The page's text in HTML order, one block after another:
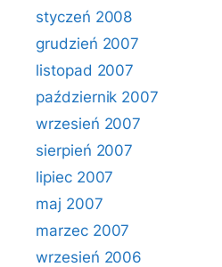
styczeń 2008
grudzień 2007
listopad 2007
październik 2007
wrzesień 2007
sierpień 2007
lipiec 2007
maj 2007
marzec 2007
wrzesień 2006